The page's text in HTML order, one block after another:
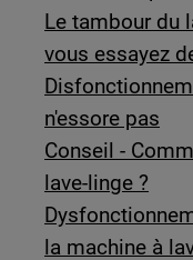
Le tambour du
vous essayez
n'essore pas
Conseil -
lave-linge ?
la machine à